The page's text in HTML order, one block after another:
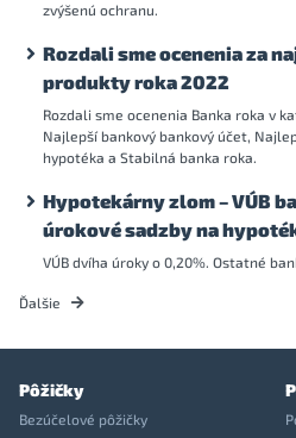
zvýšenú ochranu.
Rozdali sme ocenenia za
produkty roka 2022
Rozdali sme ocenenia Banka roka v
Najlepší bankový bankový účet,
hypotéka a Stabilná banka roka.
Hypotekárny zlom – VÚB
úrokové sadzby na
VÚB dvíha úroky o 0,20%. Ostatné
Ďalšie
Pôžičky
Bezúčelové pôžičky